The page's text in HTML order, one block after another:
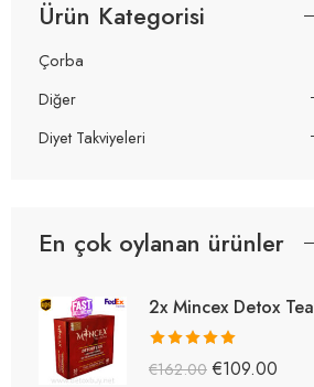
Ürün Kategorisi
Çorba
Diğer
Diyet Takviyeleri
En çok oylanan ürünler
2x Mincex Detox Tea
5 üzerinden
€162.00 €109.00